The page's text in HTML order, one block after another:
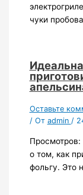
чуки
Оставьте
/ От admin /
Просмотров:
о том, как
фольгу. Это